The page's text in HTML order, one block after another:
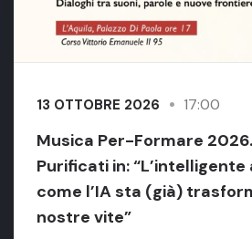
13 OTTOBRE 2026 17:00
Musica Per-Formare
Purificati in:
come l’IA sta (già)
nostre vite”